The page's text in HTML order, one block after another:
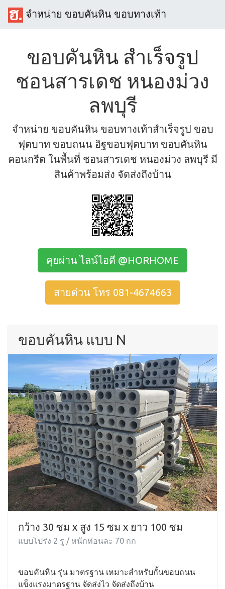
จำหน่าย ขอบคันหิน ขอบทางเท้า
ขอบคันหิน สำเร็จรูป
ชอนสารเดช หนองม่วง
ลพบุรี
จำหน่าย ขอบคันหิน ขอบทางเท้าสำเร็จรูป ขอบ
ฟุตบาท ขอบถนน อิฐขอบฟุตบาท ขอบคันหิน
คอนกรีต ในพื้นที่ ชอนสารเดช หนองม่วง ลพบุรี มี
สินค้าพร้อมส่ง จัดส่งถึงบ้าน
คุยผ่าน ไลน์ไอดี @HORHOME
สายด่วน โทร 081-4674663
ขอบคันหิน แบบ N
กว้าง 30 ซม x สูง 15 ซม x ยาว 100 ซม
แบบโปร่ง 2 รู / หนักท่อนละ 70 กก
ขอบคันหิน รุ่น มาตรฐาน เหมาะสำหรับกั้นขอบถนน
แข็งแรงมาตรฐาน จัดส่งไว จัดส่งถึงบ้าน